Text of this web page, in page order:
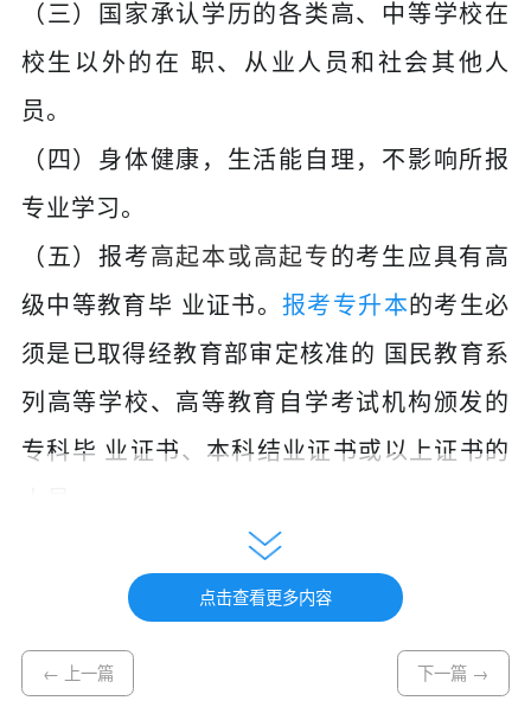
（三）国家承认学历的各类高、中等学校在
校生以外的在 职、从业人员和社会其他人
员。
（四）身体健康，生活能自理，不影响所报
专业学习。
（五）报考高起本或高起专的考生应具有高
级中等教育毕 业证书。报考专升本的考生必
须是已取得经教育部审定核准的 国民教育系
列高等学校、高等教育自学考试机构颁发的
专科毕 业证书、本科结业证书或以上证书的
（六）报考成人高校医学门类
应具备以下条 件：
1.报考临床医学、口腔医学、预防医学、中
医学等临床类 专业的人员，应当取得省级卫
点击查看更多内容
← 上一篇 下一篇 →